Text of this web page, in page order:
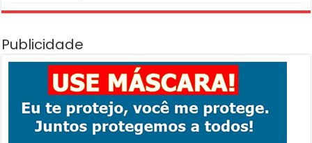
Publicidade